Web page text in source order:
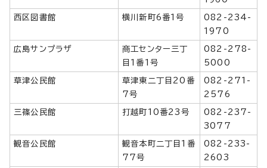
西区図書館 横川新町6番1号
082-234-
1970
広島サンプラザ
商工センター三丁
目1番1号
082-278-
5000
草津公民館
草津東二丁目20番
7号
082-271-
2576
三篠公民館 打越町10番23号
082-237-
3077
観音公民館
観音本町二丁目1番
77号
082-233-
2603